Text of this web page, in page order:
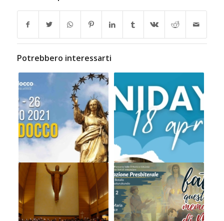
Potrebbero interessarti